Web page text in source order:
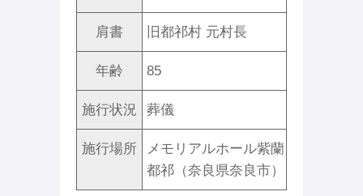
肩書 旧都祁村 元村長
年齢 85
施行状況 葬儀
施行場所
メモリアルホール紫蘭
都祁（奈良県奈良市）